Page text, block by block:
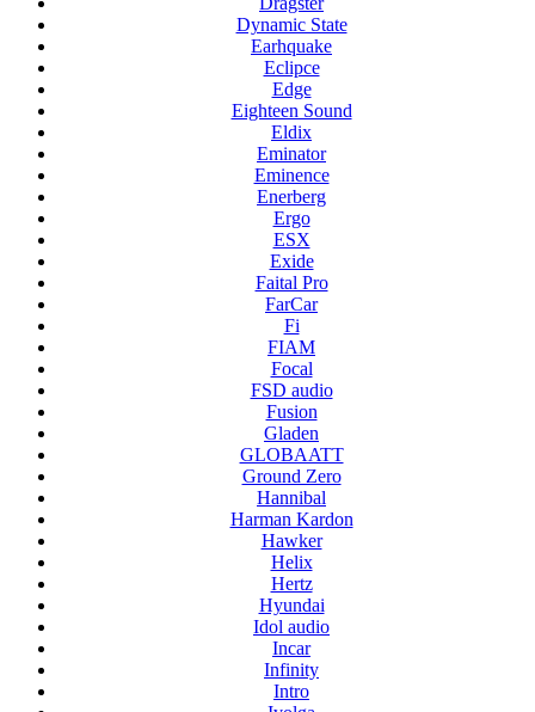
Dynamic State
Earhquake
Eclipce
Edge
Eighteen Sound
Eldix
Eminator
Eminence
Enerberg
Ergo
ESX
Exide
Faital Pro
FarCar
Fi
FIAM
Focal
FSD audio
Fusion
Gladen
GLOBAATT
Ground Zero
Hannibal
Harman Kardon
Hawker
Helix
Hertz
Hyundai
Idol audio
Incar
Infinity
Intro